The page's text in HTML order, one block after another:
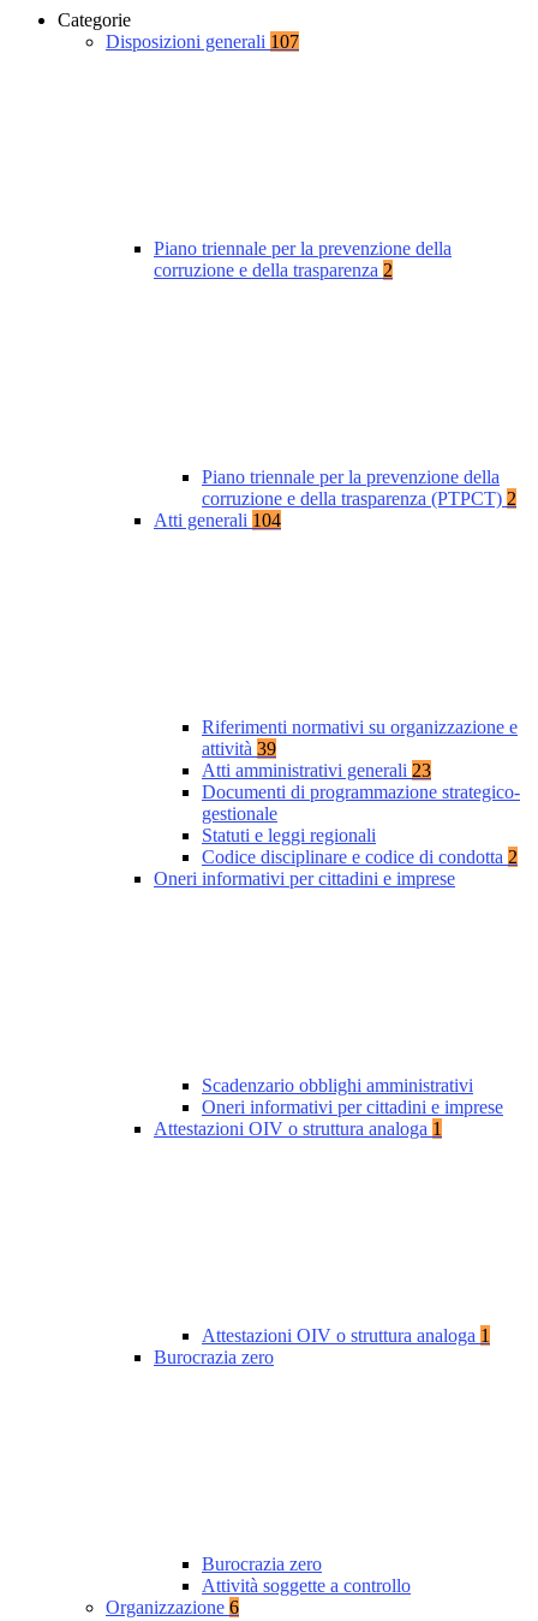
Categorie
Disposizioni generali 107
Piano triennale per la prevenzione della
corruzione e della trasparenza 2
Piano triennale per la prevenzione della
corruzione e della trasparenza (PTPCT) 2
Atti generali 104
Riferimenti normativi su organizzazione e
attività 39
Atti amministrativi generali 23
Documenti di programmazione strategico-
gestionale
Statuti e leggi regionali
Codice disciplinare e codice di condotta 2
Oneri informativi per cittadini e imprese
Scadenzario obblighi amministrativi
Oneri informativi per cittadini e imprese
Attestazioni OIV o struttura analoga 1
Attestazioni OIV o struttura analoga 1
Burocrazia zero
Burocrazia zero
Attività soggette a controllo
Organizzazione 6